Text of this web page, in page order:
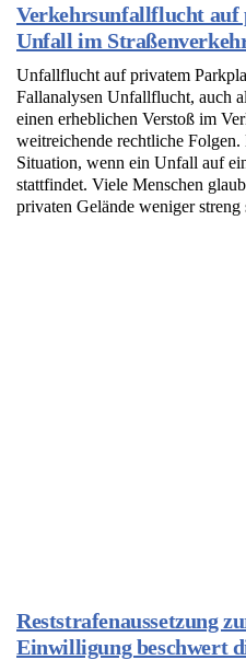
Verkehrsunfallflucht
Unfall im
Unfallflucht auf privatem
Fallanalysen Unfallflucht, auch
einen erheblichen Verstoß im
weitreichende rechtliche
Situation, wenn ein Unfall auf
stattfindet. Viele Menschen
privaten Gelände weniger
Reststrafenaussetzung
Einwilligung beschwert